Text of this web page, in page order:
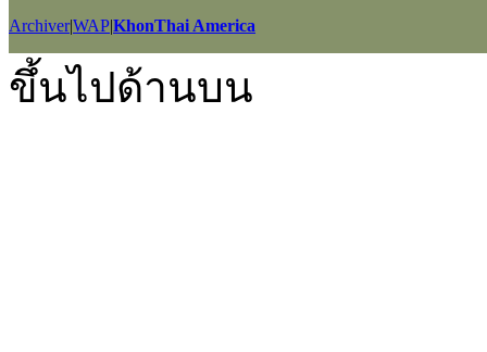
Archiver|WAP|KhonThai America
GMT+7, 2026-8-7 12:07
Powered by Discuz! X2.5Language by
ขึ้นไปด้านบน